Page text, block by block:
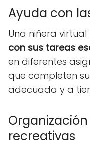
Ayuda con
Una niñera virtual
con sus tareas
en diferentes
que completen
adecuada y a
recreativas